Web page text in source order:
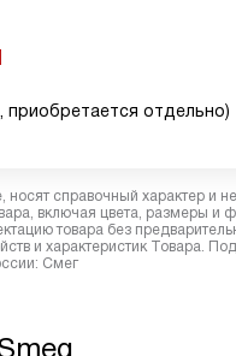
приобретается отдельно)
справочный характер и
включая цвета, размеры
товара без
и характеристик Товара.
Смег